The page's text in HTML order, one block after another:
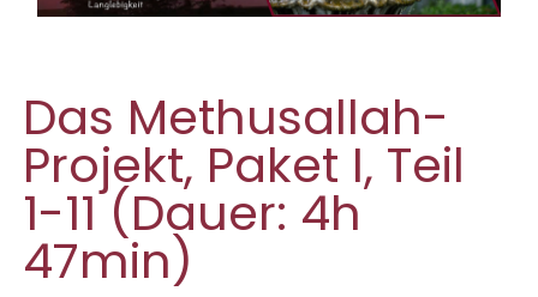
Das Methusallah-
Projekt, Paket I, Teil
1-11 (Dauer: 4h
47min)